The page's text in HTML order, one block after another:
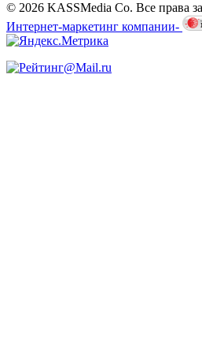
© 2026 KASSMedia Co. Все права
Интернет-маркетинг компании-